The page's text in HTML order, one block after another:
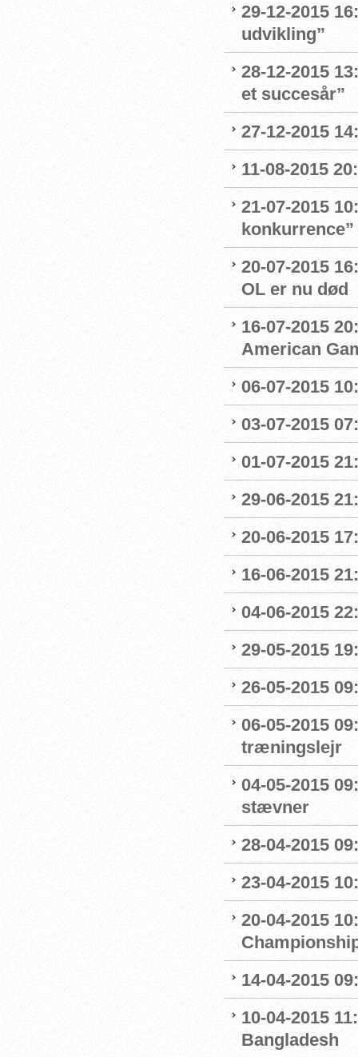
29-12-2015
udvikling”
28-12-2015
et succesår”
27-12-2015
11-08-2015
21-07-2015
konkurrence”
20-07-2015
OL er nu død
16-07-2015
American
06-07-2015
03-07-2015
01-07-2015
29-06-2015
20-06-2015
16-06-2015
04-06-2015
29-05-2015
26-05-2015
06-05-2015
træningslejr
04-05-2015
stævner
28-04-2015
23-04-2015
20-04-2015
14-04-2015
10-04-2015
Bangladesh